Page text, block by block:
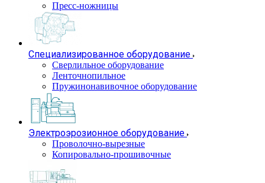
Пресс-ножницы
Специализированное оборудование
Сверлильное оборудование
Ленточнопильное
Пружинонавивочное оборудование
Электроэрозионное оборудование
Проволочно-вырезные
Копировально-прошивочные